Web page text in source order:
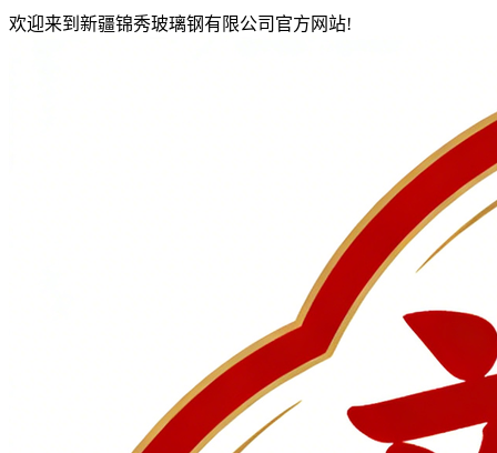
欢迎来到新疆锦秀玻璃钢有限公司官方网站!